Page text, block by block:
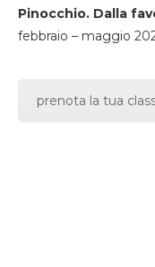
Pinocchio. Dalla
febbraio – maggio
prenota la tua